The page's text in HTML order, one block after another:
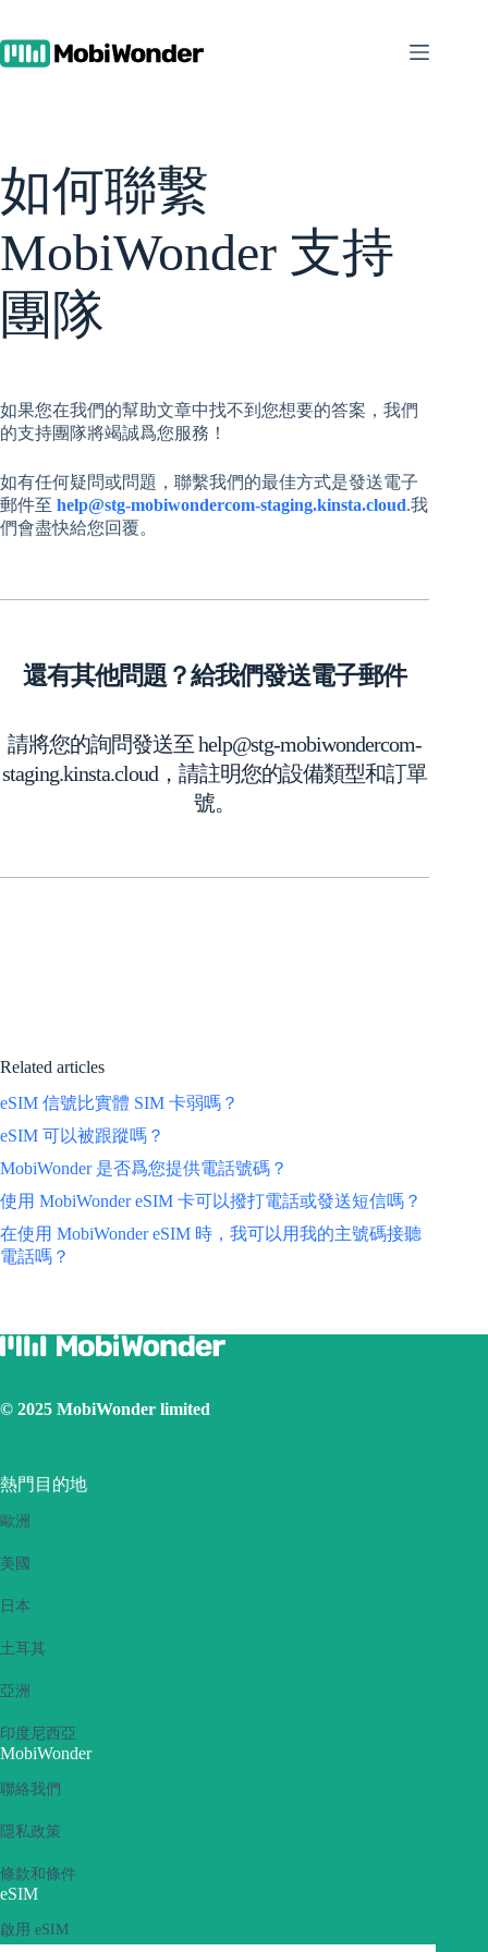
內
如何聯繫
MobiWonder 支持
團隊
如果您在我們的幫助文章中找不到您想要的答案，我們
的支持團隊將竭誠爲您服務！
如有任何疑問或問題，聯繫我們的最佳方式是發送電子
郵件至 help@stg-mobiwondercom-staging.kinsta.cloud.我
們會盡快給您回覆。
還有其他問題？給我們發送電子郵件
請將您的詢問發送至 help@stg-mobiwondercom-
staging.kinsta.cloud，請註明您的設備類型和訂單
號。
Related articles
eSIM 信號比實體 SIM 卡弱嗎？
eSIM 可以被跟蹤嗎？
MobiWonder 是否爲您提供電話號碼？
使用 MobiWonder eSIM 卡可以撥打電話或發送短信嗎？
在使用 MobiWonder eSIM 時，我可以用我的主號碼接聽
電話嗎？
© 2025 MobiWonder limited
熱門目的地
歐洲
美國
日本
土耳其
亞洲
印度尼西亞
MobiWonder
聯絡我們
隱私政策
條款和條件
eSIM
啟用 eSIM